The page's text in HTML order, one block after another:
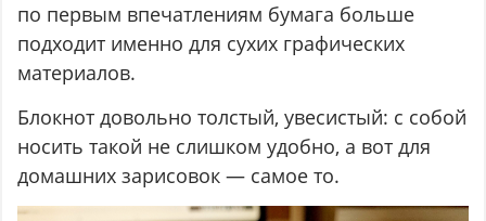
по первым впечатлениям бумага больше
подходит именно для сухих графических
материалов.
Блокнот довольно толстый, увесистый: с собой
носить такой не слишком удобно, а вот для
домашних зарисовок — самое то.